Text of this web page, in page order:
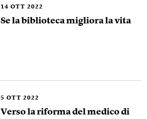
14 OTT 2022
Se la biblioteca migliora la vita
5 OTT 2022
Verso la riforma del medico di